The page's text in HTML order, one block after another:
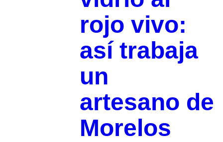
rojo vivo:
así trabaja
un
artesano de
Morelos